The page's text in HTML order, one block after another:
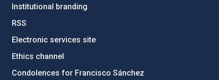
Institutional branding
RSS
Electronic services site
Ethics channel
Condolences for Francisco Sánchez